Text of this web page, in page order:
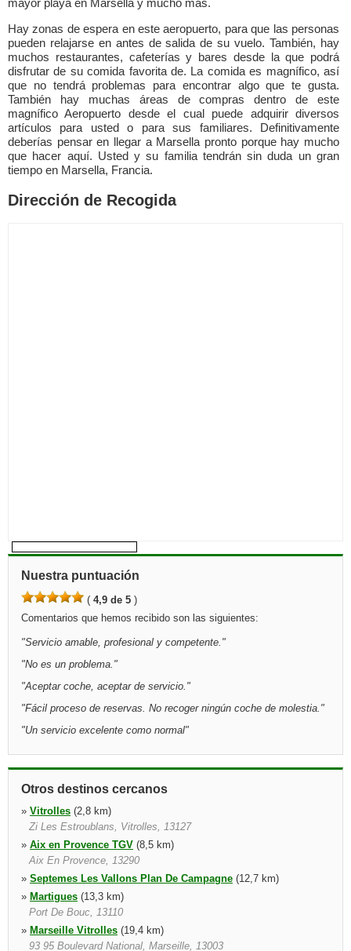
mayor playa en Marsella y mucho más.
Hay zonas de espera en este aeropuerto, para que las personas
pueden relajarse en antes de salida de su vuelo. También, hay
muchos restaurantes, cafeterías y bares desde la que podrá
disfrutar de su comida favorita de. La comida es magnífico, así
que no tendrá problemas para encontrar algo que te gusta.
También hay muchas áreas de compras dentro de este
magnífico Aeropuerto desde el cual puede adquirir diversos
artículos para usted o para sus familiares. Definitivamente
deberías pensar en llegar a Marsella pronto porque hay mucho
que hacer aquí. Usted y su familia tendrán sin duda un gran
tiempo en Marsella, Francia.
Dirección de Recogida
Nuestra puntuación
( 4,9 de 5 )
Comentarios que hemos recibido son las siguientes:
"Servicio amable, profesional y competente. "
"No es un problema. "
"Aceptar coche, aceptar de servicio. "
"Fácil proceso de reservas. No recoger ningún coche de molestia. "
"Un servicio excelente como normal"
Otros destinos cercanos
» Vitrolles (2,8 km)
Zi Les Estroublans, Vitrolles, 13127
» Aix en Provence TGV (8,5 km)
Aix En Provence, 13290
» Septemes Les Vallons Plan De Campagne (12,7 km)
» Martigues (13,3 km)
Port De Bouc, 13110
» Marseille Vitrolles (19,4 km)
93 95 Boulevard National, Marseille, 13003